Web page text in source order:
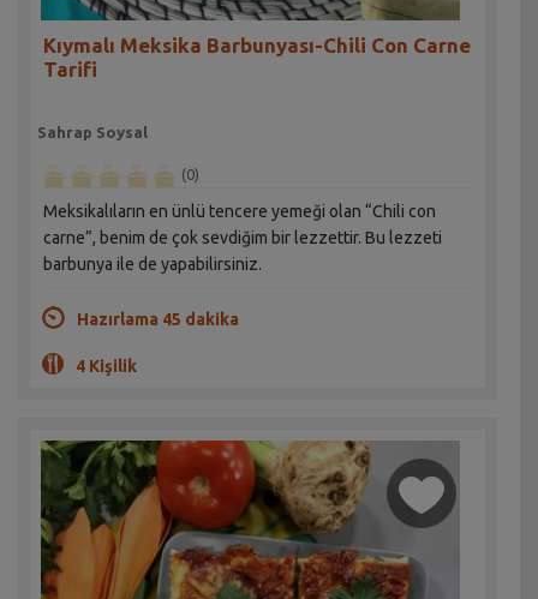
Kıymalı Meksika Barbunyası-Chili Con Carne
Tarifi
Sahrap Soysal
(0)
Meksikalıların en ünlü tencere yemeği olan “Chili con
carne”, benim de çok sevdiğim bir lezzettir. Bu lezzeti
barbunya ile de yapabilirsiniz.
Hazırlama 45 dakika
4 Kişilik